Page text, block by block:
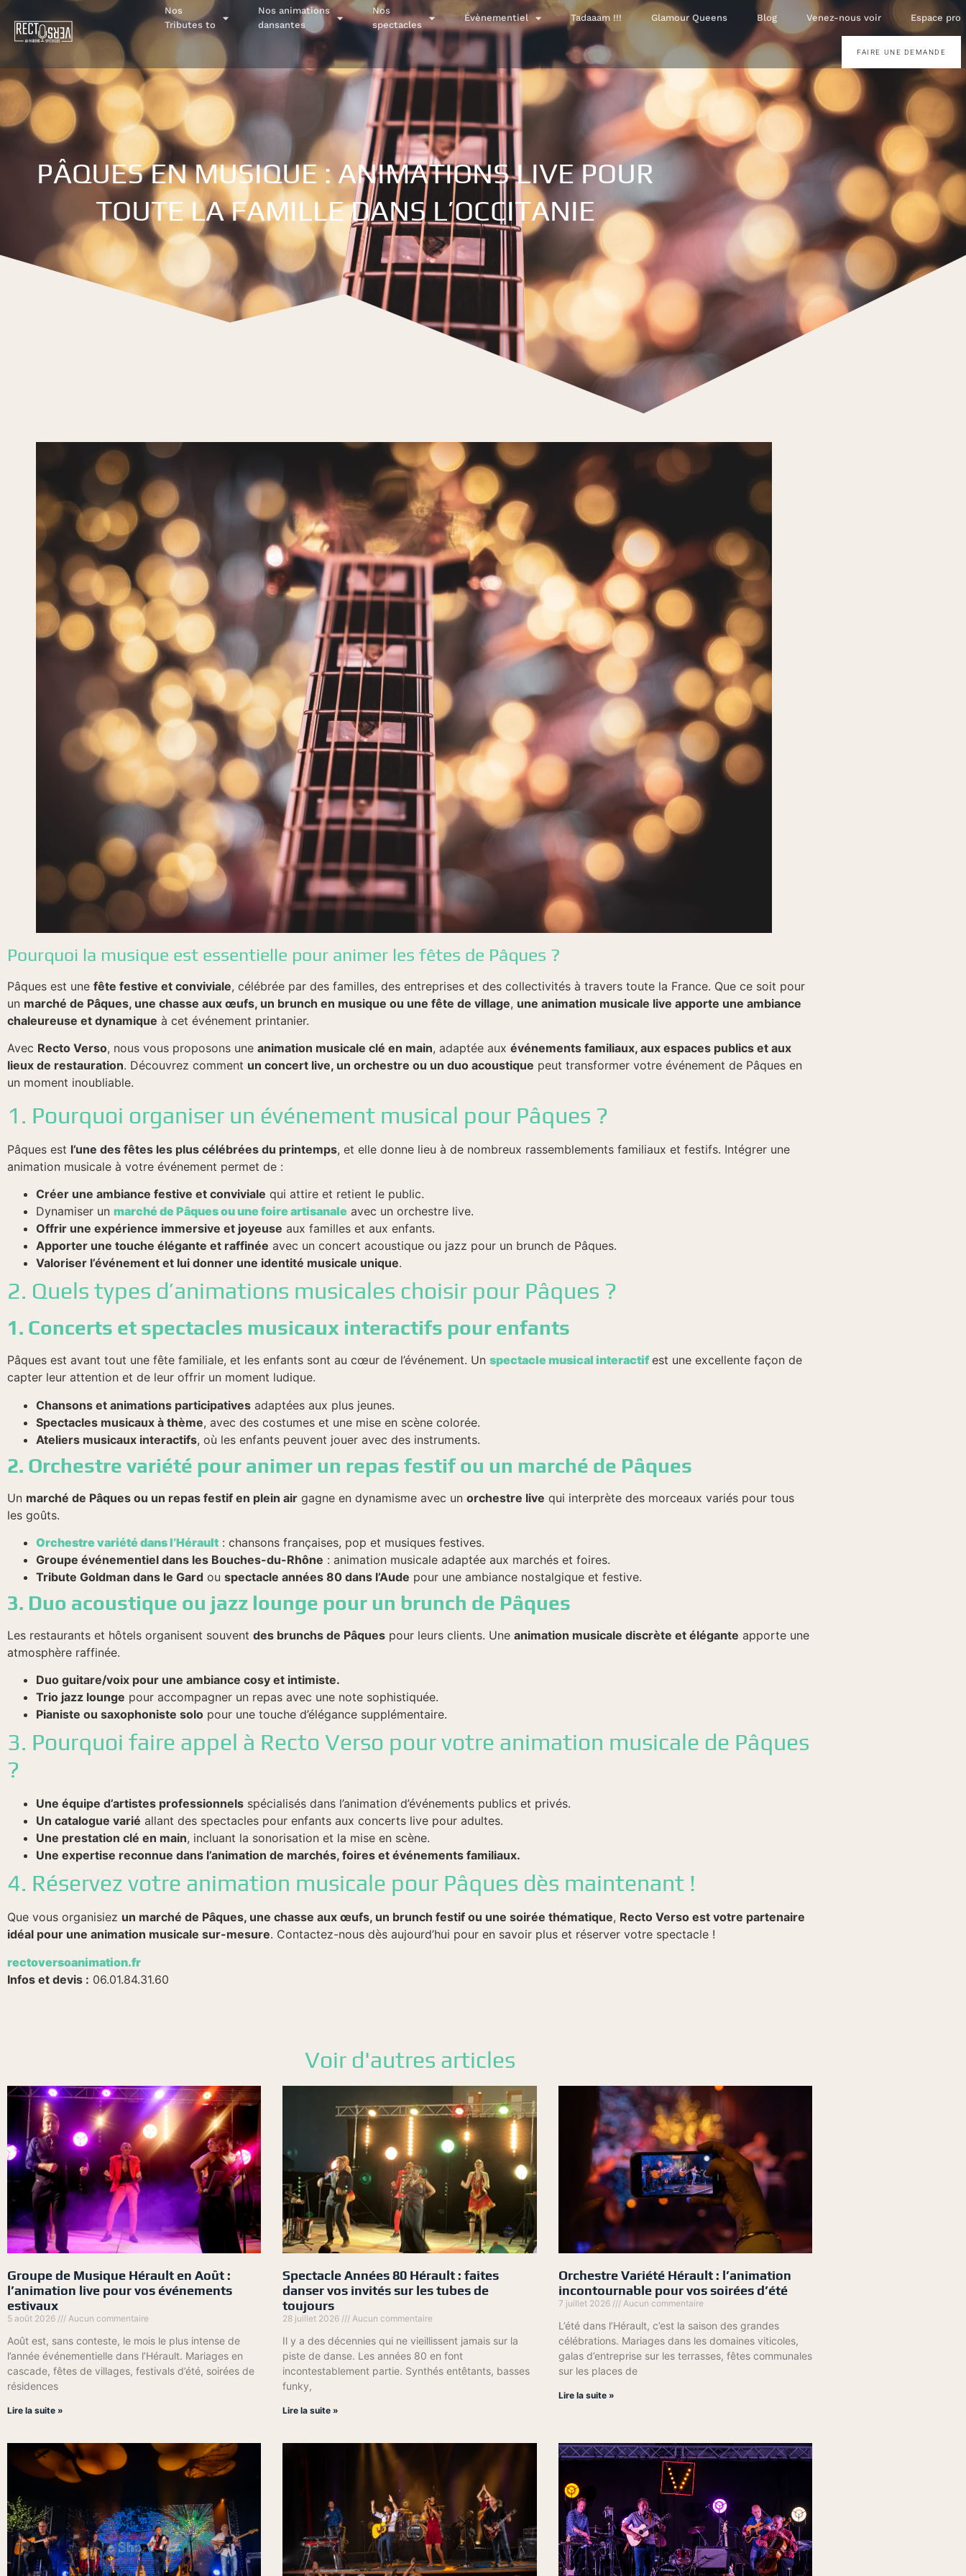
Nos
Tributes to
Nos animations
dansantes
Nos
spectacles
Évènementiel Tadaaam !!! Glamour Queens Blog Venez-nous voir Espace pro
FAIRE UNE DEMANDE
PÂQUES EN MUSIQUE : ANIMATIONS LIVE POUR
TOUTE LA FAMILLE DANS L’OCCITANIE
Pourquoi la musique est essentielle pour animer les fêtes de Pâques ?
Pâques est une fête festive et conviviale, célébrée par des familles, des entreprises et des collectivités à travers toute la France. Que ce soit pour
un marché de Pâques, une chasse aux œufs, un brunch en musique ou une fête de village, une animation musicale live apporte une ambiance
chaleureuse et dynamique à cet événement printanier.
Avec Recto Verso, nous vous proposons une animation musicale clé en main, adaptée aux événements familiaux, aux espaces publics et aux
lieux de restauration. Découvrez comment un concert live, un orchestre ou un duo acoustique peut transformer votre événement de Pâques en
un moment inoubliable.
1. Pourquoi organiser un événement musical pour Pâques ?
Pâques est l’une des fêtes les plus célébrées du printemps, et elle donne lieu à de nombreux rassemblements familiaux et festifs. Intégrer une
animation musicale à votre événement permet de :
Créer une ambiance festive et conviviale qui attire et retient le public.
Dynamiser un marché de Pâques ou une foire artisanale avec un orchestre live.
Offrir une expérience immersive et joyeuse aux familles et aux enfants.
Apporter une touche élégante et raffinée avec un concert acoustique ou jazz pour un brunch de Pâques.
Valoriser l’événement et lui donner une identité musicale unique.
2. Quels types d’animations musicales choisir pour Pâques ?
1. Concerts et spectacles musicaux interactifs pour enfants
Pâques est avant tout une fête familiale, et les enfants sont au cœur de l’événement. Un spectacle musical interactif est une excellente façon de
capter leur attention et de leur offrir un moment ludique.
Chansons et animations participatives adaptées aux plus jeunes.
Spectacles musicaux à thème, avec des costumes et une mise en scène colorée.
Ateliers musicaux interactifs, où les enfants peuvent jouer avec des instruments.
2. Orchestre variété pour animer un repas festif ou un marché de Pâques
Un marché de Pâques ou un repas festif en plein air gagne en dynamisme avec un orchestre live qui interprète des morceaux variés pour tous
les goûts.
Orchestre variété dans l’Hérault : chansons françaises, pop et musiques festives.
Groupe événementiel dans les Bouches-du-Rhône : animation musicale adaptée aux marchés et foires.
Tribute Goldman dans le Gard ou spectacle années 80 dans l’Aude pour une ambiance nostalgique et festive.
3. Duo acoustique ou jazz lounge pour un brunch de Pâques
Les restaurants et hôtels organisent souvent des brunchs de Pâques pour leurs clients. Une animation musicale discrète et élégante apporte une
atmosphère raffinée.
Duo guitare/voix pour une ambiance cosy et intimiste.
Trio jazz lounge pour accompagner un repas avec une note sophistiquée.
Pianiste ou saxophoniste solo pour une touche d’élégance supplémentaire.
3. Pourquoi faire appel à Recto Verso pour votre animation musicale de Pâques
?
Une équipe d’artistes professionnels spécialisés dans l’animation d’événements publics et privés.
Un catalogue varié allant des spectacles pour enfants aux concerts live pour adultes.
Une prestation clé en main, incluant la sonorisation et la mise en scène.
Une expertise reconnue dans l’animation de marchés, foires et événements familiaux.
4. Réservez votre animation musicale pour Pâques dès maintenant !
Que vous organisiez un marché de Pâques, une chasse aux œufs, un brunch festif ou une soirée thématique, Recto Verso est votre partenaire
idéal pour une animation musicale sur-mesure. Contactez-nous dès aujourd’hui pour en savoir plus et réserver votre spectacle !
rectoversoanimation.fr
Infos et devis : 06.01.84.31.60
Voir d'autres articles
Groupe de Musique Hérault en Août :
l’animation live pour vos événements
estivaux
5 août 2026 Aucun commentaire
Août est, sans conteste, le mois le plus intense de
l’année événementielle dans l’Hérault. Mariages en
cascade, fêtes de villages, festivals d’été, soirées de
résidences
Lire la suite »
Spectacle Années 80 Hérault : faites
danser vos invités sur les tubes de
toujours
28 juillet 2026 Aucun commentaire
Il y a des décennies qui ne vieillissent jamais sur la
piste de danse. Les années 80 en font
incontestablement partie. Synthés entêtants, basses
funky,
Lire la suite »
Orchestre Variété Hérault : l’animation
incontournable pour vos soirées d’été
7 juillet 2026 Aucun commentaire
L’été dans l’Hérault, c’est la saison des grandes
célébrations. Mariages dans les domaines viticoles,
galas d’entreprise sur les terrasses, fêtes communales
sur les places de
Lire la suite »